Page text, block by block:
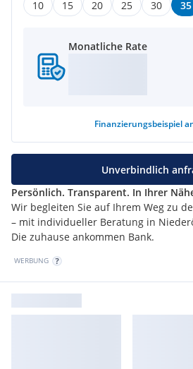
In dieser Wohnhausanlage stehen
zum Verkauf - nähere Details finden
Homepage /
dem zu vermittelnden Dritten ein
wirtschaftliches Naheverhältnis
Der Vermittler ist als Doppelmakler
10
15 20 25 30 35
Monatliche Rate
Finanzierungsbeispiel
Persönlich. Transparent. In Ihrer
Wir begleiten Sie auf Ihrem Weg zu
– mit individueller Beratung in
Die zuhause ankommen Bank.
Unverbindlich
WERBUNG